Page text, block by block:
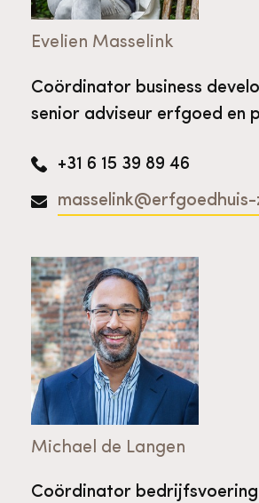
Evelien Masselink
Coördinator business
senior adviseur erfgoed en
+31 6 15 39 89 46
masselink@erfgoedhuis-
Michael de Langen
Coördinator bedrijfsvoering